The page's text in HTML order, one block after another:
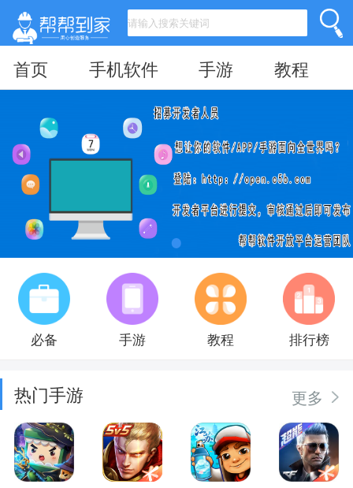
首页 手机软件 手游 教程
必备 手游 教程 排行榜
热门手游 更多